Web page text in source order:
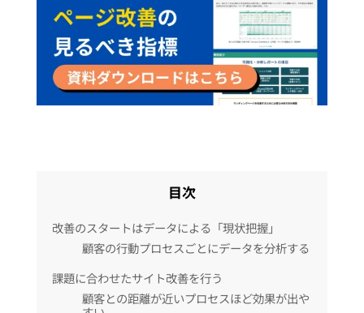
目次
改善のスタートはデータによる「現状把握」
顧客の行動プロセスごとにデータを分析する
課題に合わせたサイト改善を行う
顧客との距離が近いプロセスほど効果が出や